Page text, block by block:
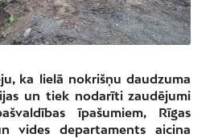
ka lielā nokrišņu daudzuma
un tiek nodarīti zaudējumi
īpašumiem, Rīgas
vides departaments aicina